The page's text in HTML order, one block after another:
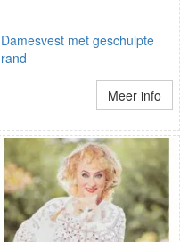
Damesvest met geschulpte
rand
Meer info